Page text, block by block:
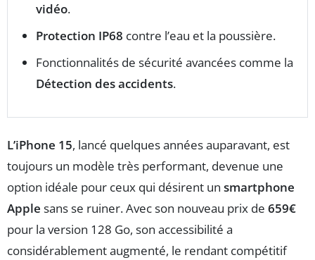
vidéo.
Protection IP68 contre l’eau et la poussière.
Fonctionnalités de sécurité avancées comme la
Détection des accidents.
L’iPhone 15, lancé quelques années auparavant, est
toujours un modèle très performant, devenue une
option idéale pour ceux qui désirent un smartphone
Apple sans se ruiner. Avec son nouveau prix de 659€
pour la version 128 Go, son accessibilité a
considérablement augmenté, le rendant compétitif